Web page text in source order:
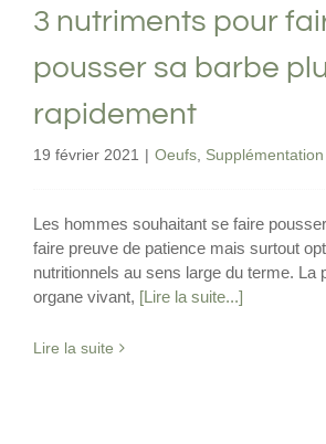
3 nutriments pour
pousser sa barbe
rapidement
19 février 2021 | Oeufs Supplémentation
Les hommes souhaitant se faire
faire preuve de patience mais surtout
nutritionnels au sens large du terme. La
organe vivant, [Lire la suite...]
Lire la suite